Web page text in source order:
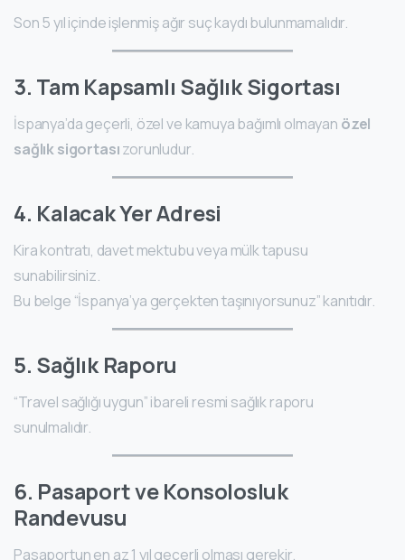
Son 5 yıl içinde işlenmiş ağır suç kaydı bulunmamalıdır.
3. Tam Kapsamlı Sağlık Sigortası
İspanya’da geçerli, özel ve kamuya bağımlı olmayan özel
sağlık sigortasızorunludur.
4. Kalacak Yer Adresi
Kira kontratı, davet mektubu veya mülk tapusu
sunabilirsiniz.
Bu belge “İspanya’ya gerçekten taşınıyorsunuz” kanıtıdır.
5. Sağlık Raporu
“Travel sağlığı uygun” ibareli resmi sağlık raporu
sunulmalıdır.
6. Pasaport ve Konsolosluk
Randevusu
Pasaportun en az 1 yıl geçerli olması gerekir.